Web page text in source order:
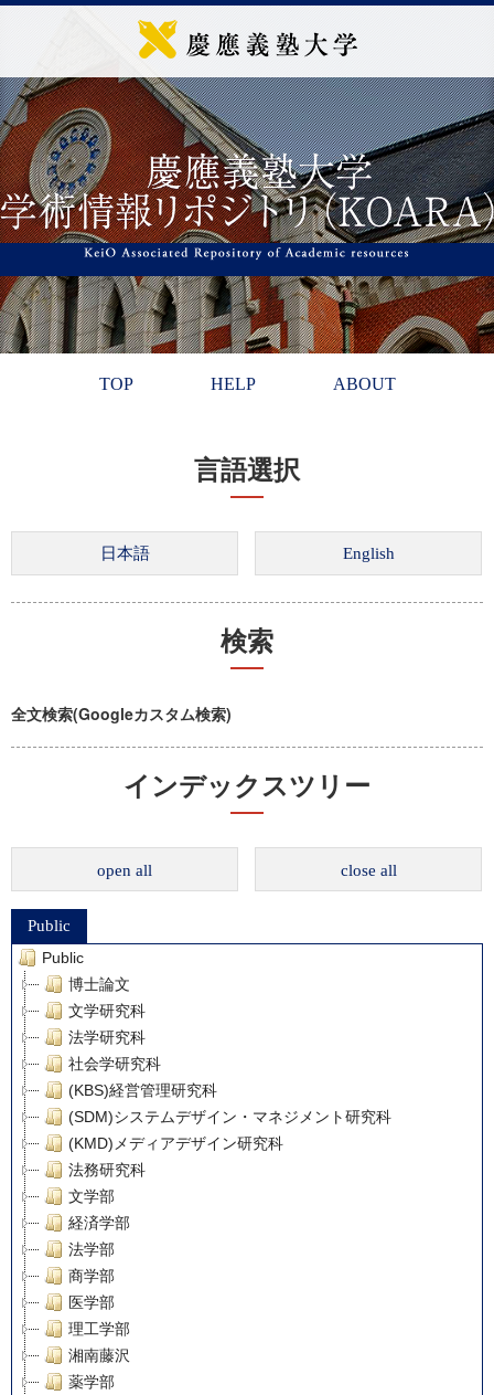
TOP HELP ABOUT
言語選択
検索
全文検索(Googleカスタム検索)
インデックスツリー
open all close all
Public
Public
博士論文
文学研究科
法学研究科
社会学研究科
(KBS)経営管理研究科
(SDM)システムデザイン・マネジメント研究科
(KMD)メディアデザイン研究科
法務研究科
文学部
経済学部
法学部
商学部
医学部
理工学部
湘南藤沢
薬学部